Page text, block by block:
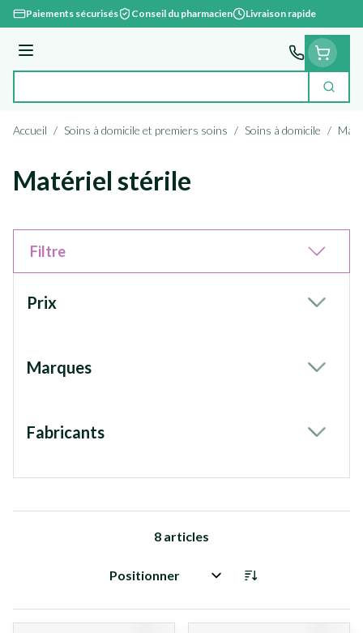
Aller au contenu
Paiements sécurisés Conseil du pharmacien Livraison rapide
Menu
Accueil / Soins à domicile et premiers soins / Soins à domicile /
Matériel stérile
Filtre
Prix
Marques
Fabricants
8 articles
Trier par: